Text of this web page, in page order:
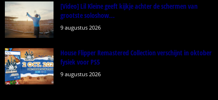
[Video] Lil Kleine geeft kijkje achter de schermen van
grootste soloshow...
9 augustus 2026
House Flipper Remastered Collection verschijnt in oktober
fysiek voor PS5
9 augustus 2026